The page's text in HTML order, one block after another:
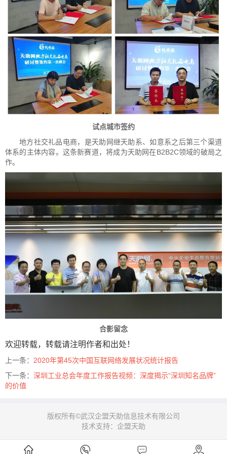
试点城市签约
地方社交礼品电商，是天助网继天助系、如意系之后第三个渠道
体系的主体内容。这条新赛道，将成为天助网在B2B2C领域的破局之
作。
合影留念
欢迎转载，转载请注明作者和出处！
上一条： 2020年第45次中国互联网络发展状况统计报告
下一条： 深圳工业总会年度工作报告视频：深度揭示“深圳知名品牌”
的价值
版权所有©武汉企盟天助信息技术有限公司
技术支持：企盟天助